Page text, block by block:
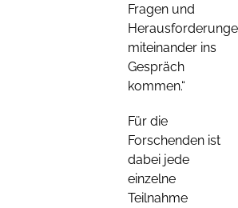
Fragen und
miteinander ins
Gespräch
kommen.“
Für die
Forschenden ist
dabei jede
einzelne
Teilnahme